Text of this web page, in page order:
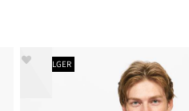
BESTSELGER